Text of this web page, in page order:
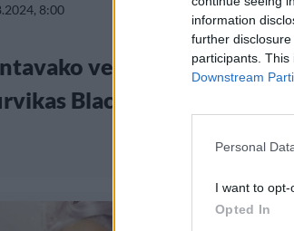
information
further
participants.
Downstream
Personal
I want to opt-
Opted In
8:00
vei huomion
Blac Chyna säväytti